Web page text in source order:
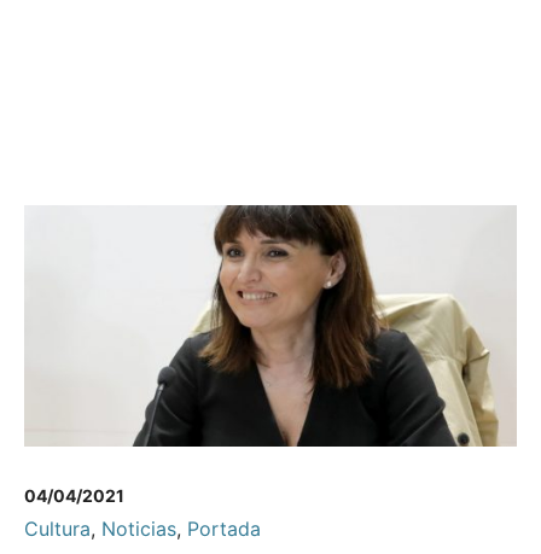
04/04/2021
Cultura, Noticias, Portada